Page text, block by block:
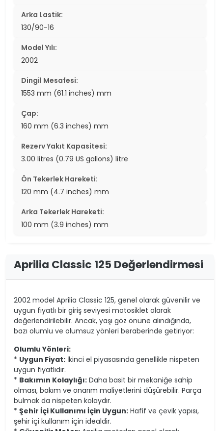
Arka Lastik:
130/90-16
Model Yılı:
2002
Dingil Mesafesi:
1553 mm (61.1 inches) mm
Çap:
160 mm (6.3 inches) mm
Rezerv Yakıt Kapasitesi:
3.00 litres (0.79 US gallons) litre
Ön Tekerlek Hareketi:
120 mm (4.7 inches) mm
Arka Tekerlek Hareketi:
100 mm (3.9 inches) mm
Aprilia Classic 125 Değerlendirmesi
2002 model Aprilia Classic 125, genel olarak güvenilir ve
uygun fiyatlı bir giriş seviyesi motosiklet olarak
değerlendirilebilir. Ancak, yaşı göz önüne alındığında,
bazı olumlu ve olumsuz yönleri beraberinde getiriyor:
Olumlu Yönleri:
* Uygun Fiyat: İkinci el piyasasında genellikle nispeten
uygun fiyatlıdır.
* Bakımın Kolaylığı: Daha basit bir mekaniğe sahip
olması, bakım ve onarım maliyetlerini düşürebilir. Parça
bulmak da nispeten kolaydır.
* Şehir İçi Kullanımı İçin Uygun: Hafif ve çevik yapısı,
şehir içi kullanım için idealdir.